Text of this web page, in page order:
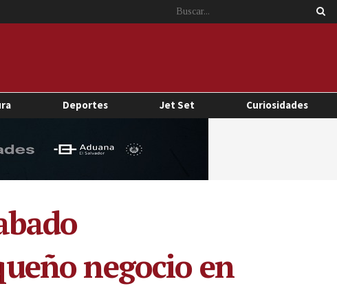
Deportes Jet Set Curiosidades
negocio en